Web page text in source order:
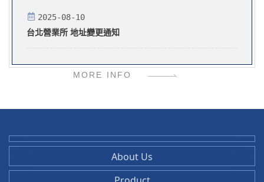
2025-08-10
台北營業所 地址變更通知
MORE INFO
About Us